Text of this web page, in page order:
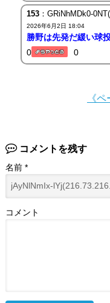
153：GRiNhMDk0-
2026年6月2日 18:04
勝野は先発だ緩い球
0
0
《
コメントを残す
名前 *
コメント